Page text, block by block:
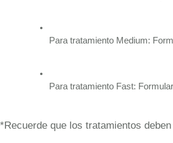
Para tratamiento Medium:
Para tratamiento Fast:
*Recuerde que los tratamientos